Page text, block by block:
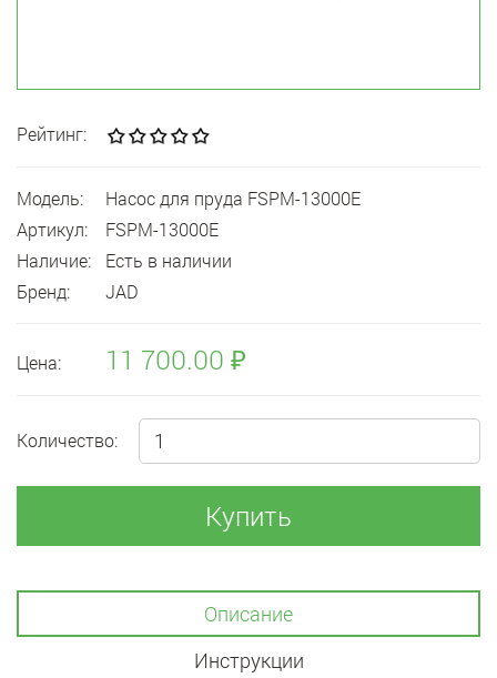
Рейтинг:
Модель:
Насос для пруда FSPM-13000E
Артикул:
FSPM-13000E
Наличие:
Есть в наличии
Бренд:
JAD
Цена: 11 700.00 ₽
Количество:
Купить
Описание
Инструкции